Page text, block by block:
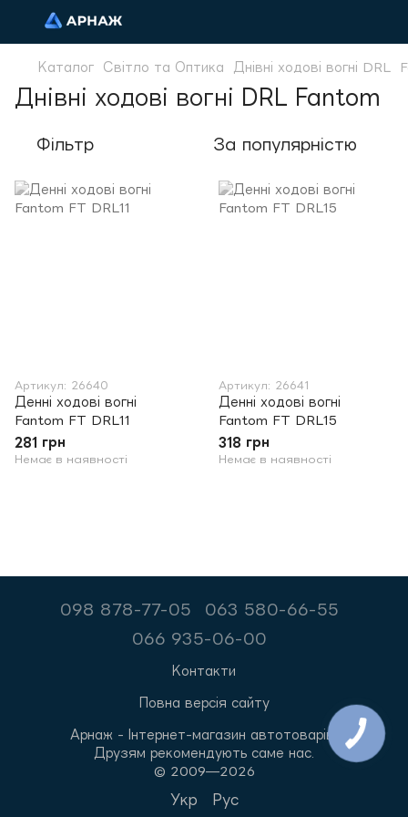
Каталог Світло та Оптика Днівні ходові вогні DRL
Днівні ходові вогні DRL Fantom
Фільтр За популярністю
Артикул: 26640
Денні ходові вогні
Fantom FT DRL11
281 грн
Немає в наявності
Артикул: 26641
Денні ходові вогні
Fantom FT DRL15
318 грн
Немає в наявності
098 878-77-05
063 580-66-55
066 935-06-00
Контакти
Повна версія сайту
Арнаж - Інтернет-магазин автотоварів.
Друзям рекомендують саме нас.
© 2009—2026
Укр Рус